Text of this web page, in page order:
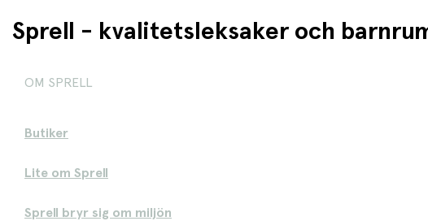
Sprell - kvalitetsleksaker och
OM SPRELL
Butiker
Lite om Sprell
Sprell bryr sig om miljön